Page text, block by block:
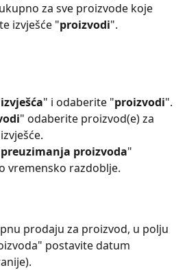
za sve proizvode koje
izvješće "proizvodi".
izvješća" i odaberite "proizvodi".
" odaberite proizvod(e) za
proizvoda"
vremensko razdoblje.
prodaju za proizvod, u polju
postavite datum